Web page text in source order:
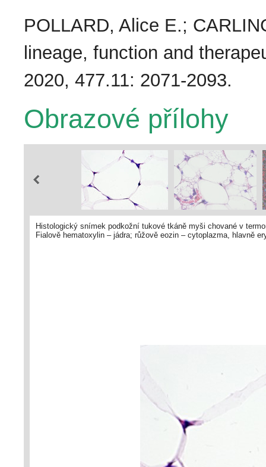
POLLARD, Alice E.;
lineage, function and
2020, 477.11: 2071-2093.
Obrazové přílohy
Histologický snímek podkožní tukové tkáně myši chované v
Fialově hematoxylin – jádra; růžově eozin – cytoplazma, hlavně